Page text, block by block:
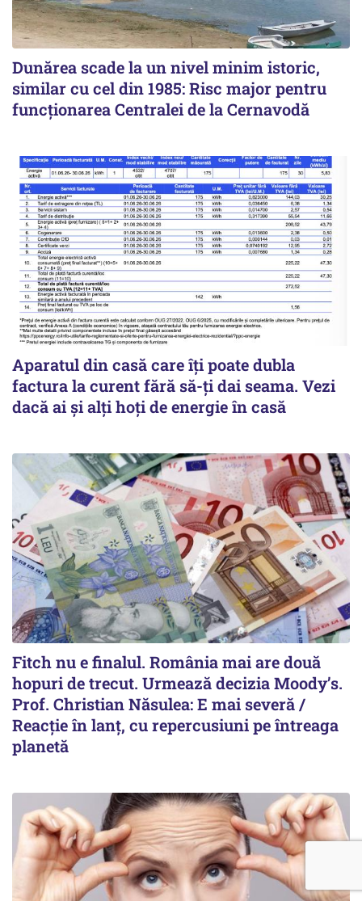
Dunărea scade la un nivel minim istoric,
similar cu cel din 1985: Risc major pentru
funcționarea Centralei de la Cernavodă
Aparatul din casă care îți poate dubla
factura la curent fără să-ți dai seama. Vezi
dacă ai și alți hoți de energie în casă
Fitch nu e finalul. România mai are două
hopuri de trecut. Urmează decizia Moody’s.
Prof. Christian Năsulea: E mai severă /
Reacție în lanț, cu repercusiuni pe întreaga
planetă